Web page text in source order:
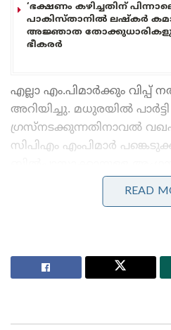
‘ഭക്ഷണം കഴിച്ചതിന്
പാകിസ്താനിൽ ലഷ്കർ
അജ്ഞാത
ഭീകരർ
എല്ലാ എം.പിമാർക്കും
അറിയിച്ചു. മധുരയിൽ
ഗ്രസ്നടക്കുന്നതിനാവൽ
സിപിഎം എംപിമാർ
സര്‍ക്കാരിന് ആശങ്കയില്ല.
നിർബന്ധമാക്കുമെന്നതാണ്
പ്രധാനവ്യവസ്ഥകളിലൊന്ന്.
ബില്ല്നിർദേശിക്കുന്നു.
READ